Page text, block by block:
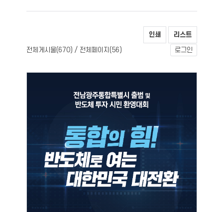
인쇄 리스트
전체게시물(670) / 전체페이지(56 ) 로그인